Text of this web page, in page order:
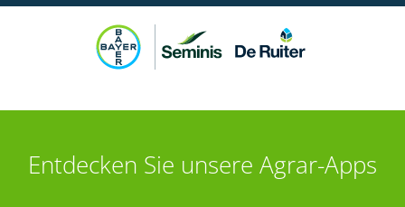
Entdecken Sie unsere Agrar-Apps